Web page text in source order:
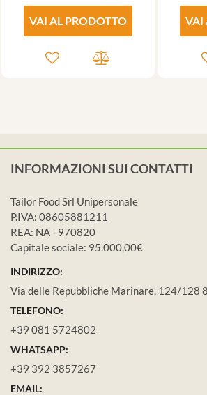
VAI AL PRODOTTO VAI
INFORMAZIONI SUI CONTATTI
Tailor Food Srl Unipersonale
P.IVA: 08605881211
REA: NA - 970820
Capitale sociale: 95.000,00€
INDIRIZZO:
Via delle Repubbliche Marinare, 124/128
TELEFONO:
+39 081 5724802
WHATSAPP:
+39 392 3857267
EMAIL: